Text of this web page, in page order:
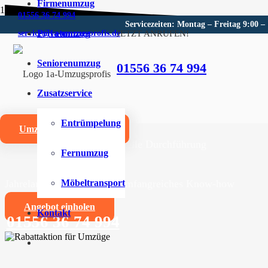
01556 36 74 994
service@1a-umzugsprofis.de
Servicezeiten: Montag – Freitag 9:00 –
JETZT ANRUFEN!
01556 36 74 994
Firmenumzug
Privatumzug
Seniorenumzug
Zusatzservice
Entrümpelung
Fernumzug
Möbeltransport
Kontakt
Umzugskostenrechner
Umzugsunternehmen für
Wir sind Ihr kompetentes Umzugsunternehmen für
Zuverlässige und professionelle Durchführung
Jahrelange Erfahrung und umfangreiches Know-how
Angebot einholen
01556 36 74 994